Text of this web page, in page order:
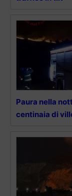
Paura nella
centinaia di